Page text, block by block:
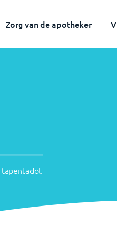
Zorg van de apotheker
tapentadol.